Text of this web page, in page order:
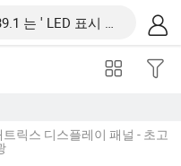
트릭스 디스플레이 패널 - 초고
Co., Ltd